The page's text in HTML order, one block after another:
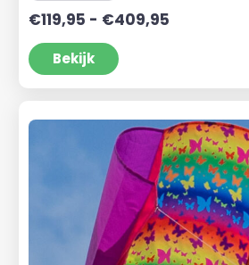
€119,95 - €409,95Prijsklasse:
Bekijk